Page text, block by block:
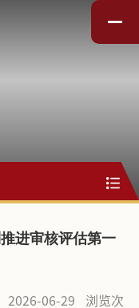
进审核评估第一
2026-06-29
浏览次